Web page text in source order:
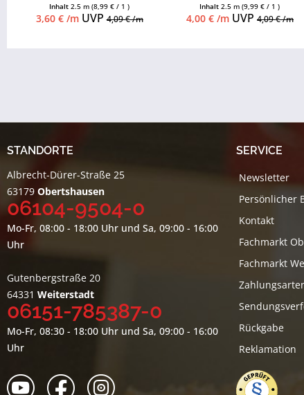
Zubehör...
Inhalt2.5 m(8,99 € / 1 )
3,60 € /mUVP4,09 € /m
Zubehör...
Inhalt2.5 m(9,99 € / 1 )
4,00 € /mUVP 4,09 € /m
STANDORTE
Albrecht-Dürer-Straße 25
63179 Obertshausen
06104-9504-0
Mo-Fr, 08:00 - 18:00 Uhr und Sa, 09:00 - 16:00
Uhr
Gutenbergstraße 20
64331 Weiterstadt
06151-785387-0
Mo-Fr, 08:30 - 18:00 Uhr und Sa, 09:00 - 16:00
Uhr
SERVICE
Newsletter
Persönlicher
Kontakt
Fachmarkt
Fachmarkt
Rückgabe
Reklamation